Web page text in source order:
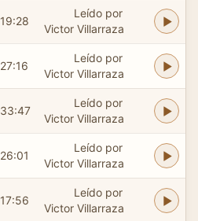
19:28
Leído por
Victor Villarraza
27:16
Leído por
Victor Villarraza
33:47
Leído por
Victor Villarraza
26:01
Leído por
Victor Villarraza
17:56
Leído por
Victor Villarraza